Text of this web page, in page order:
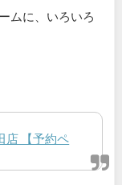
ムに、いろいろ
店 【予約ペ